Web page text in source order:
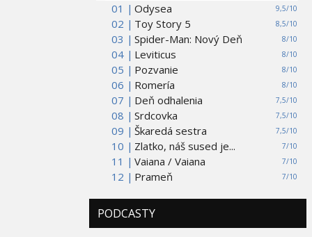
01 | 9,5/10
Odysea
02 |
8,5/10
Toy Story 5
03 |
8/10
Spider-Man: Nový Deň
04 |
8/10
Leviticus
05 |
8/10
Pozvanie
06 |
8/10
Romería
07 |
7,5/10
Deň odhalenia
08 |
7,5/10
Srdcovka
09 |
7,5/10
Škaredá sestra
10 |
7/10
Zlatko, náš sused je...
11 |
7/10
Vaiana / Vaiana
12 |
7/10
Prameň
PODCASTY